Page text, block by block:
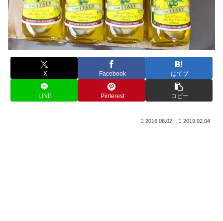
X Facebook はてブ
LINE Pinterest コピー
2016.08.02 2019.02.04